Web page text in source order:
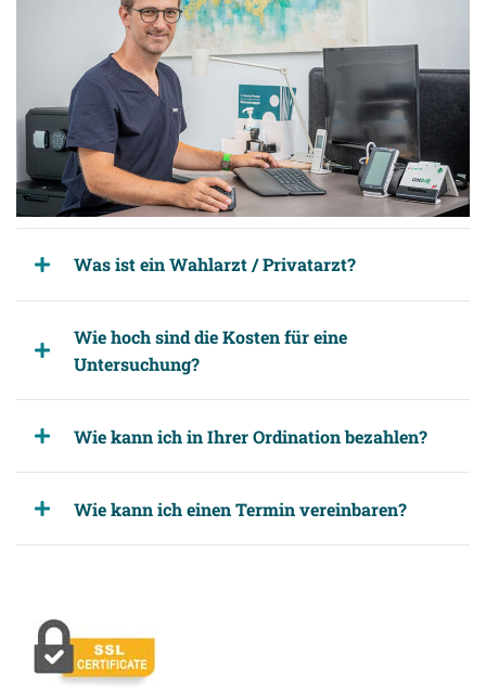
Was ist ein Wahlarzt / Privatarzt?
Wie hoch sind die Kosten für eine
Untersuchung?
Wie kann ich in Ihrer Ordination bezahlen?
Wie kann ich einen Termin vereinbaren?